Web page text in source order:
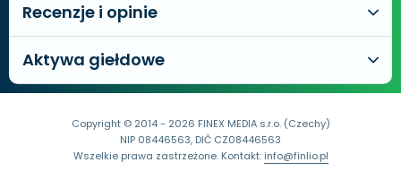
Recenzje i opinie
Aktywa giełdowe
Copyright © 2014 - 2026 FINEX MEDIA s.r.o. (Czechy)
NIP 08446563, DIČ CZ08446563
Wszelkie prawa zastrzeżone. Kontakt:info@finlio.pl